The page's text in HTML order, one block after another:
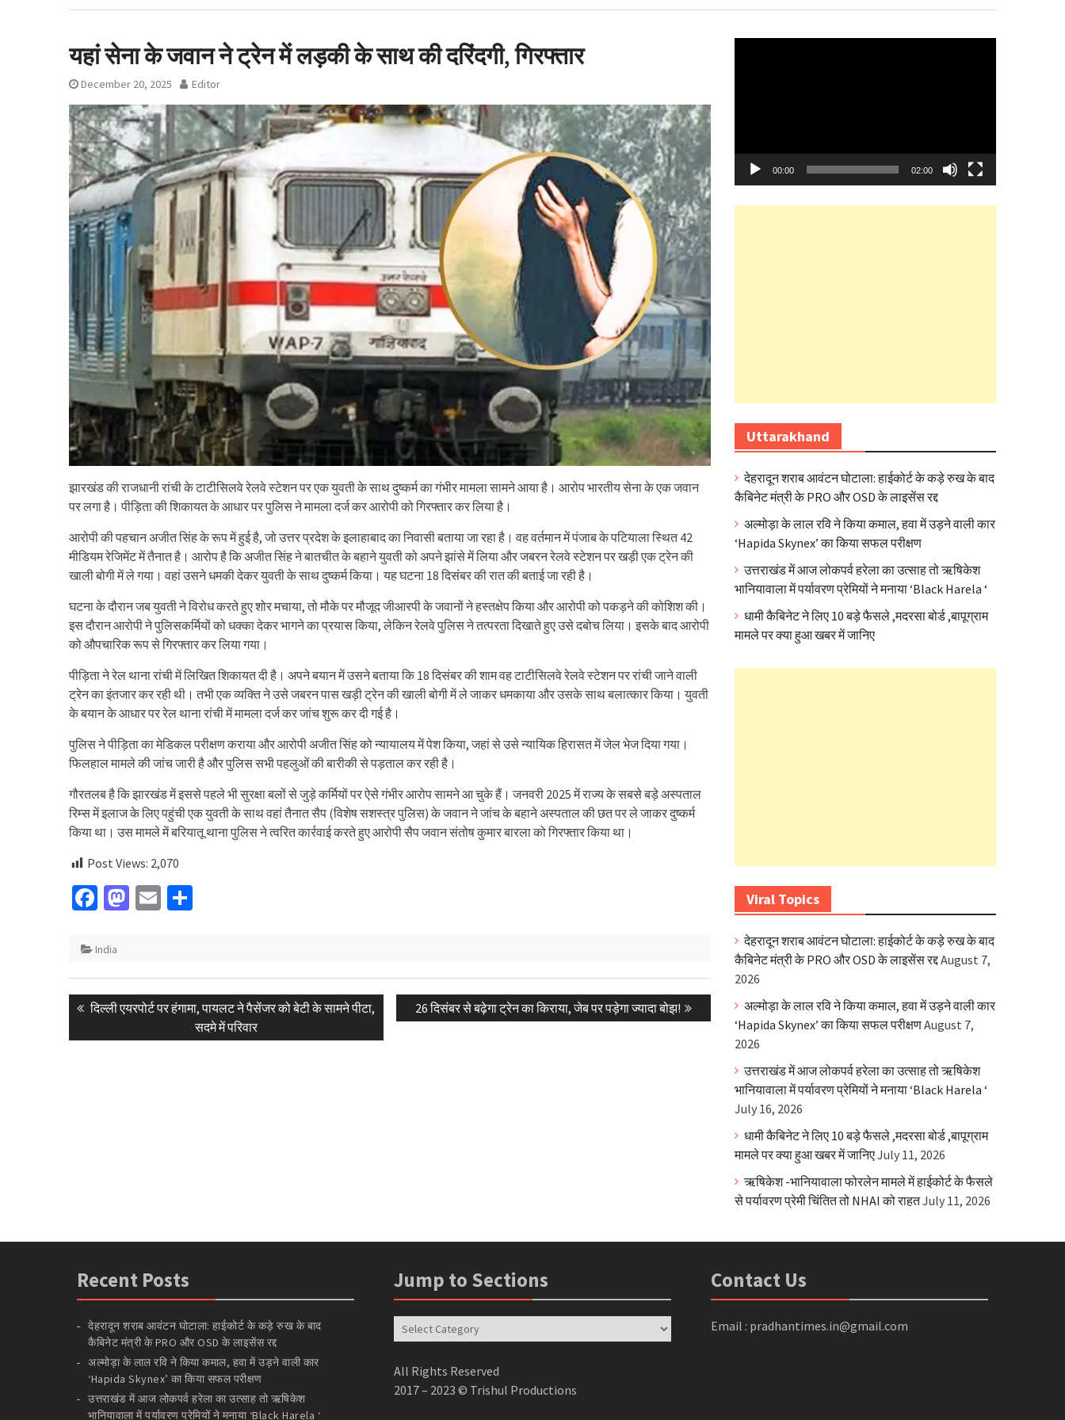
रुख के बाद कैबिनेट मंत्री के PRO और OSD के
लाइसेंस रद्द
यहां सेना के जवान ने ट्रेन में लड़की के साथ की दरिंदगी, गिरफ्तार
December 20, 2025 Editor
झारखंड की राजधानी रांची के टाटीसिलवे रेलवे स्टेशन पर एक युवती के साथ दुष्कर्म का गंभीर मामला सामने आया है। आरोप भारतीय सेना के एक जवान
पर लगा है। पीड़िता की शिकायत के आधार पर पुलिस ने मामला दर्ज कर आरोपी को गिरफ्तार कर लिया है।
आरोपी की पहचान अजीत सिंह के रूप में हुई है, जो उत्तर प्रदेश के इलाहाबाद का निवासी बताया जा रहा है। वह वर्तमान में पंजाब के पटियाला स्थित 42
मीडियम रेजिमेंट में तैनात है। आरोप है कि अजीत सिंह ने बातचीत के बहाने युवती को अपने झांसे में लिया और जबरन रेलवे स्टेशन पर खड़ी एक ट्रेन की
खाली बोगी में ले गया। वहां उसने धमकी देकर युवती के साथ दुष्कर्म किया। यह घटना 18 दिसंबर की रात की बताई जा रही है।
घटना के दौरान जब युवती ने विरोध करते हुए शोर मचाया, तो मौके पर मौजूद जीआरपी के जवानों ने हस्तक्षेप किया और आरोपी को पकड़ने की कोशिश की।
इस दौरान आरोपी ने पुलिसकर्मियों को धक्का देकर भागने का प्रयास किया, लेकिन रेलवे पुलिस ने तत्परता दिखाते हुए उसे दबोच लिया। इसके बाद आरोपी
को औपचारिक रूप से गिरफ्तार कर लिया गया।
पीड़िता ने रेल थाना रांची में लिखित शिकायत दी है। अपने बयान में उसने बताया कि 18 दिसंबर की शाम वह टाटीसिलवे रेलवे स्टेशन पर रांची जाने वाली
ट्रेन का इंतजार कर रही थी। तभी एक व्यक्ति ने उसे जबरन पास खड़ी ट्रेन की खाली बोगी में ले जाकर धमकाया और उसके साथ बलात्कार किया। युवती
के बयान के आधार पर रेल थाना रांची में मामला दर्ज कर जांच शुरू कर दी गई है।
पुलिस ने पीड़िता का मेडिकल परीक्षण कराया और आरोपी अजीत सिंह को न्यायालय में पेश किया, जहां से उसे न्यायिक हिरासत में जेल भेज दिया गया।
फिलहाल मामले की जांच जारी है और पुलिस सभी पहलुओं की बारीकी से पड़ताल कर रही है।
गौरतलब है कि झारखंड में इससे पहले भी सुरक्षा बलों से जुड़े कर्मियों पर ऐसे गंभीर आरोप सामने आ चुके हैं। जनवरी 2025 में राज्य के सबसे बड़े अस्पताल
रिम्स में इलाज के लिए पहुंची एक युवती के साथ वहां तैनात सैप (विशेष सशस्त्र पुलिस) के जवान ने जांच के बहाने अस्पताल की छत पर ले जाकर दुष्कर्म
किया था। उस मामले में बरियातू थाना पुलिस ने त्वरित कार्रवाई करते हुए आरोपी सैप जवान संतोष कुमार बारला को गिरफ्तार किया था।
Post Views: 2,070
Facebook
Mastodon
Email
India
Post
navigation
Previous
दिल्ली एयरपोर्ट पर हंगामा, पायलट ने पैसेंजर को बेटी के सामने पीटा,
सदमे में परिवार
Next
post:
26 दिसंबर से बढ़ेगा ट्रेन का किराया, जेब पर पड़ेगा ज्यादा बोझ!
00:00 02:00
Uttarakhand
देहरादून शराब आवंटन घोटाला: हाईकोर्ट के कड़े रुख के बाद
कैबिनेट मंत्री के PRO और OSD के लाइसेंस रद्द
अल्मोड़ा के लाल रवि ने किया कमाल, हवा में उड़ने वाली कार
‘Hapida Skynex’ का किया सफल परीक्षण
उत्तराखंड में आज लोकपर्व हरेला का उत्साह तो ऋषिकेश
भानियावाला में पर्यावरण प्रेमियों ने मनाया ‘Black Harela ‘
धामी कैबिनेट ने लिए 10 बड़े फैसले ,मदरसा बोर्ड ,बापूग्राम
मामले पर क्या हुआ खबर में जानिए
Viral Topics
देहरादून शराब आवंटन घोटाला: हाईकोर्ट के कड़े रुख के बाद
कैबिनेट मंत्री के PRO और OSD के लाइसेंस रद्दAugust 7,
2026
अल्मोड़ा के लाल रवि ने किया कमाल, हवा में उड़ने वाली कार
‘Hapida Skynex’ का किया सफल परीक्षणAugust 7,
2026
उत्तराखंड में आज लोकपर्व हरेला का उत्साह तो ऋषिकेश
भानियावाला में पर्यावरण प्रेमियों ने मनाया ‘Black Harela ‘
July 16, 2026
धामी कैबिनेट ने लिए 10 बड़े फैसले ,मदरसा बोर्ड ,बापूग्राम
मामले पर क्या हुआ खबर में जानिएJuly 11, 2026
ऋषिकेश -भानियावाला फोरलेन मामले में हाईकोर्ट के फैसले
से पर्यावरण प्रेमी चिंतित तो NHAI को राहतJuly 11, 2026
Recent Posts
देहरादून शराब आवंटन घोटाला: हाईकोर्ट के कड़े रुख के बाद
कैबिनेट मंत्री के PRO और OSD के लाइसेंस रद्द
अल्मोड़ा के लाल रवि ने किया कमाल, हवा में उड़ने वाली कार
‘Hapida Skynex’ का किया सफल परीक्षण
उत्तराखंड में आज लोकपर्व हरेला का उत्साह तो ऋषिकेश
भानियावाला में पर्यावरण प्रेमियों ने मनाया ‘Black Harela ‘
Jump to Sections
Jump
to
All Rights Reserved
2017 – 2023 © Trishul Productions
Contact Us
Email : pradhantimes.in@gmail.com